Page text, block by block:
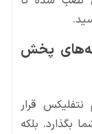
پخش
قرار
بگذارد. بلکه